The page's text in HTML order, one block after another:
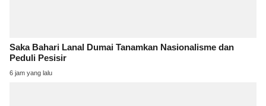
Saka Bahari Lanal Dumai Tanamkan Nasionalisme dan
Peduli Pesisir
6 jam yang lalu